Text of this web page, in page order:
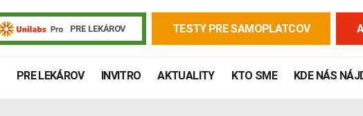
PRE LEKÁROV TESTY PRE SAMOPLATCOV
PRE LEKÁROV INVITRO AKTUALITY KTO SME KDE NÁS